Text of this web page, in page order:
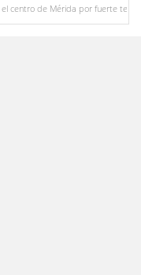
de Mérida por fuerte temblor